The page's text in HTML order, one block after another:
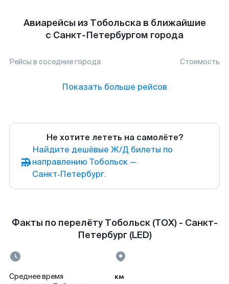
Авиарейсы из Тобольска в ближайшие
с Санкт-Петербургом города
Рейсы в соседние города Стоимость
Показать больше рейсов
Не хотите лететь на самолёте?
Найдите дешёвые Ж/Д билеты по
направлению Тобольск —
Санкт‑Петербург.
Факты по перелёту Тобольск (TOX) - Санкт-
Петербург (LED)
Среднее время
км